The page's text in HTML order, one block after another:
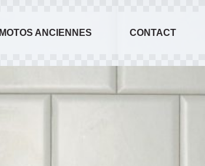
MOTOS ANCIENNES CONTACT